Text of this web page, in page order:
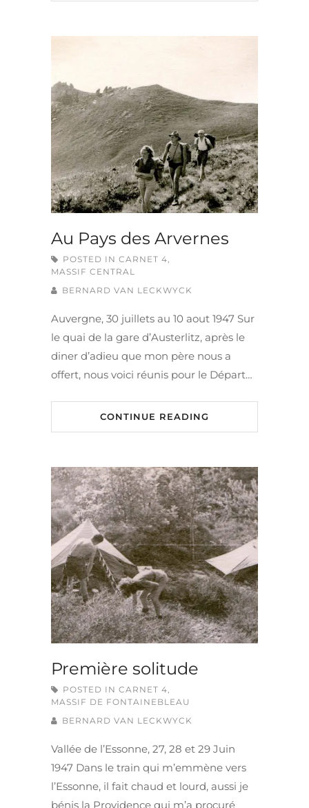
Au Pays des Arvernes
POSTED IN CARNET 4
MASSIF CENTRAL
BERNARD VAN LECKWYCK
Auvergne, 30 juillets au 10 aout 1947 Sur
le quai de la gare d’Austerlitz, après le
diner d’adieu que mon père nous a
offert, nous voici réunis pour le Départ…
CONTINUE READING
Première solitude
POSTED IN CARNET 4
MASSIF DE FONTAINEBLEAU
BERNARD VAN LECKWYCK
Vallée de l’Essonne, 27, 28 et 29 Juin
1947 Dans le train qui m’emmène vers
l’Essonne, il fait chaud et lourd, aussi je
bénis la Providence qui m’a procuré